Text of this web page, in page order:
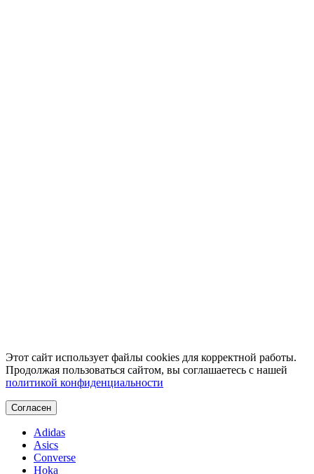
Этот сайт использует файлы cookies для корректной работы.
Продолжая пользоваться сайтом, вы соглашаетесь с нашей
политикой конфиденциальности
Согласен
Adidas
Asics
Converse
Hoka